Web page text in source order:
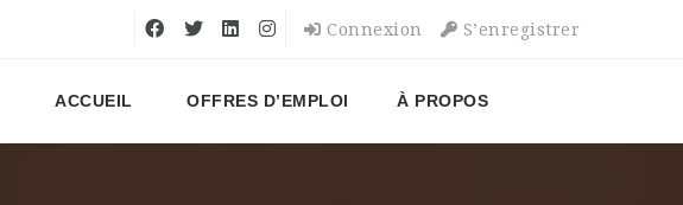
Connexion S’enregistrer
ACCUEIL OFFRES D’EMPLOI À PROPOS